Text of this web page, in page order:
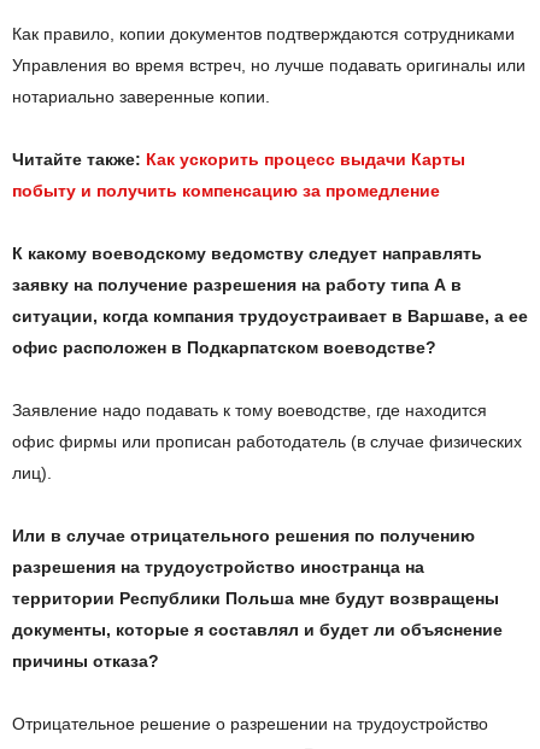
Как правило, копии документов подтверждаются сотрудниками
Управления во время встреч, но лучше подавать оригиналы или
нотариально заверенные копии.
Читайте также: Как ускорить процесс выдачи Карты
побыту и получить компенсацию за промедление
К какому воеводскому ведомству следует направлять
заявку на получение разрешения на работу типа А в
ситуации, когда компания трудоустраивает в Варшаве, а ее
офис расположен в Подкарпатском воеводстве?
Заявление надо подавать к тому воеводстве, где находится
офис фирмы или прописан работодатель (в случае физических
лиц).
Или в случае отрицательного решения по получению
разрешения на трудоустройство иностранца на
территории Республики Польша мне будут возвращены
документы, которые я составлял и будет ли объяснение
причины отказа?
Отрицательное решение о разрешении на трудоустройство